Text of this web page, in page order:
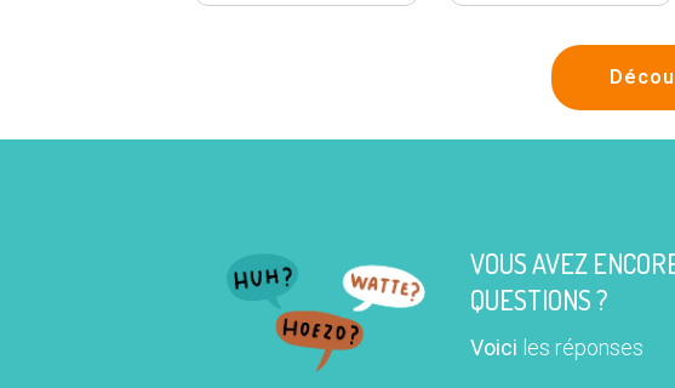
VOUS AVEZ
QUESTIONS ?
Voici les réponses